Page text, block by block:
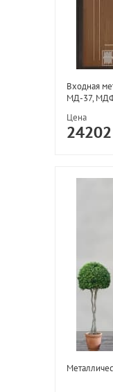
Входная
МД-37,
Цена
24202